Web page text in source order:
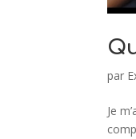
par
Je